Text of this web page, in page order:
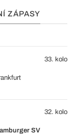
ZÁPASY
33. kolo
SV
32. kolo